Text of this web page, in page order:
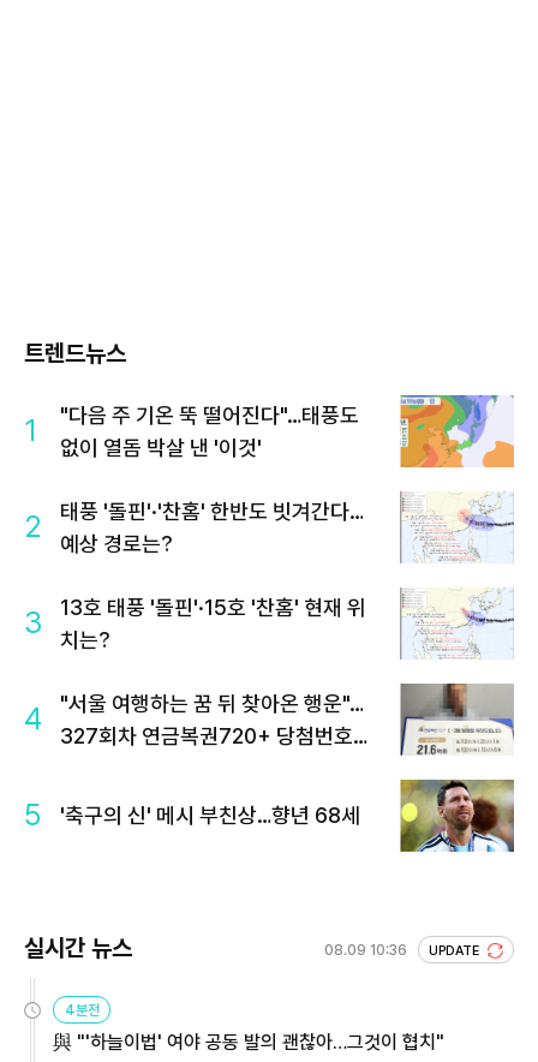
트렌드뉴스
1
"다음 주 기온 뚝 떨어진다"…태풍도
없이 열돔 박살 낸 '이것'
2
태풍 '돌핀'·'찬홈' 한반도 빗겨간다…
예상 경로는?
3
13호 태풍 '돌핀'·15호 '찬홈' 현재 위
치는?
4
"서울 여행하는 꿈 뒤 찾아온 행운"…
327회차 연금복권720+ 당첨번호조
5 '축구의 신' 메시 부친상…향년 68세
실시간 뉴스 08.09 10:36 UPDATE
4분전
與 "'하늘이법' 여야 공동 발의 괜찮아…그것이 협치"